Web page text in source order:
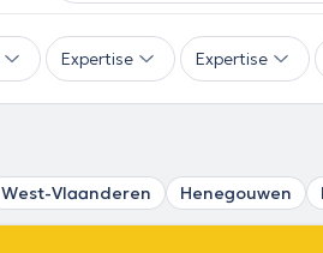
Expertise Expertise
West-Vlaanderen Henegouwen